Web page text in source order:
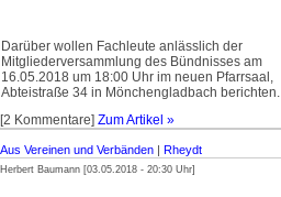
Darüber wollen Fachleute anlässlich der
Mitgliederversammlung des Bündnisses am
16.05.2018 um 18:00 Uhr im neuen Pfarrsaal,
Abteistraße 34 in Mönchengladbach berichten.
[2 Kommentare] Zum Artikel »
Aus Vereinen und Verbänden | Rheydt
Herbert Baumann [03.05.2018 - 20:30 Uhr]